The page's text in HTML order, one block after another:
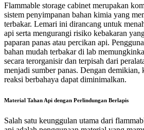
Flammable storage cabinet merupakan
sistem penyimpanan bahan kimia yang
terbakar. Lemari ini dirancang untuk
api serta mengurangi risiko kebakaran
paparan panas atau percikan api.
bahan mudah terbakar di lab
secara terorganisir dan terpisah dari
menjadi sumber panas. Dengan demikian,
reaksi berbahaya dapat diminimalkan.
Material Tahan Api dengan Perlindungan Berlapis
Salah satu keunggulan utama dari